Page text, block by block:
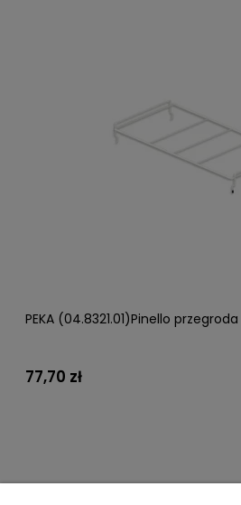
PEKA (04.8321.01)Pinello
77,70 zł